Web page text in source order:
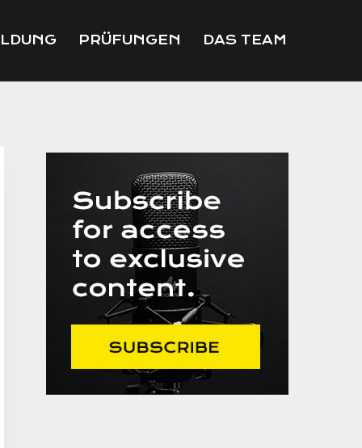
PRÜFUNGEN DAS TEAM